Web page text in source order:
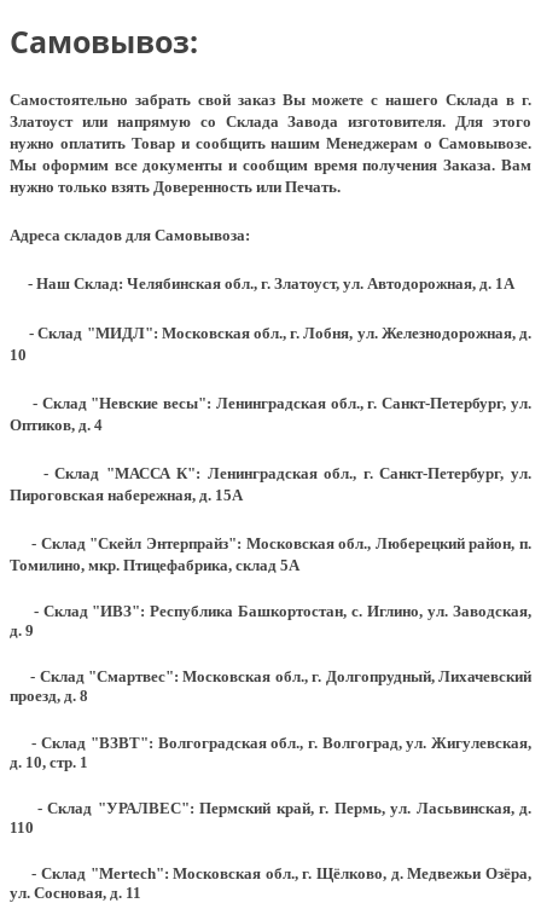
Самовывоз:
Самостоятельно забрать свой заказ Вы можете с нашего Склада в г.
Златоуст или напрямую со Склада Завода изготовителя. Для этого
нужно оплатить Товар и сообщить нашим Менеджерам о Самовывозе.
Мы оформим все документы и сообщим время получения Заказа. Вам
нужно только взять Доверенность или Печать.
Адреса складов для Самовывоза:
- Наш Склад: Челябинская обл., г. Златоуст, ул. Автодорожная, д. 1А
- Склад "МИДЛ": Московская обл., г. Лобня, ул. Железнодорожная, д.
10
- Склад "Невские весы": Ленинградская обл., г. Санкт-Петербург, ул.
Оптиков, д. 4
- Склад "МАССА К": Ленинградская обл., г. Санкт-Петербург, ул.
Пироговская набережная, д. 15А
- Склад "Скейл Энтерпрайз": Московская обл., Люберецкий район, п.
Томилино, мкр. Птицефабрика, склад 5А
- Склад "ИВЗ": Республика Башкортостан, с. Иглино, ул. Заводская,
д. 9
- Склад "Смартвес":Московская обл., г. Долгопрудный, Лихачевский
проезд, д. 8
- Склад "ВЗВТ": Волгоградская обл., г. Волгоград, ул. Жигулевская,
д. 10, стр. 1
- Склад "УРАЛВЕС": Пермский край, г. Пермь, ул. Ласьвинская, д.
110
- Склад "Mertech": Московская обл., г. Щёлково, д. Медвежьи Озёра,
ул. Сосновая, д. 11